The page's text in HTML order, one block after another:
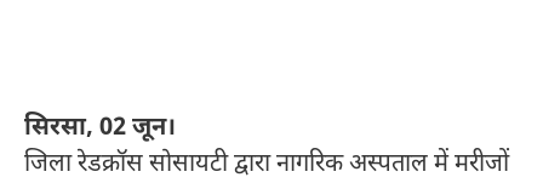
सिरसा, 02 जून।
जिला रेडक्रॉस सोसायटी द्वारा नागरिक अस्पताल में मरीजों